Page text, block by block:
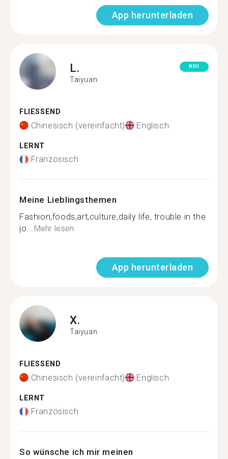
App herunterladen
L.
Taiyuan
NEU
FLIESSEND
Chinesisch (vereinfacht) Englisch
LERNT
Französisch
Meine Lieblingsthemen
Fashion,foods,art,culture,daily life, trouble in the
jo...Mehr lesen
App herunterladen
X.
Taiyuan
FLIESSEND
Chinesisch (vereinfacht) Englisch
LERNT
Französisch
So wünsche ich mir meinen